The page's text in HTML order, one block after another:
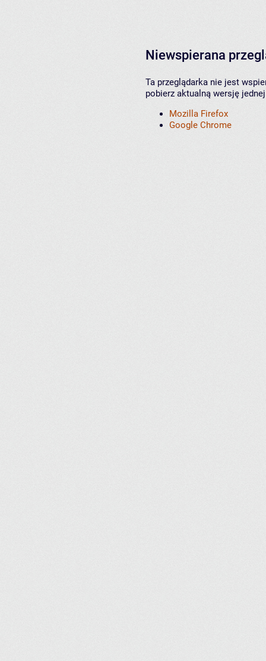
Niewspierana
Ta przeglądarka nie jest
pobierz aktualną wersję
Mozilla Firefox
Google Chrome